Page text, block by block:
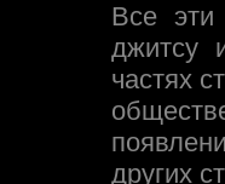
Все эти
джитсу
частях
других